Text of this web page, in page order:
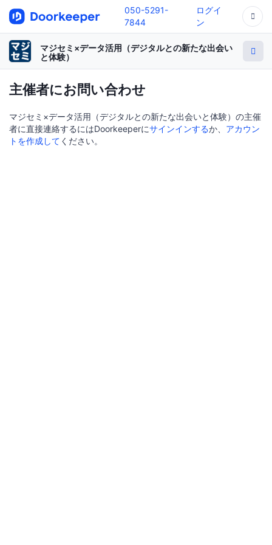
050-5291-
7844
ログイ
ン
マジセミ×データ活用（デジタルとの新たな出会い
と体験）
主催者にお問い合わせ
マジセミ×データ活用（デジタルとの新たな出会いと体験）の主催
者に直接連絡するにはDoorkeeperにサインインするか、 アカウン
トを作成して ください。